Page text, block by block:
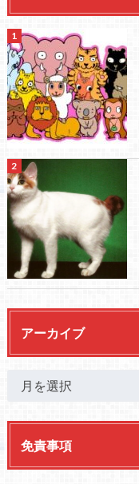
アーカイブ
免責事項